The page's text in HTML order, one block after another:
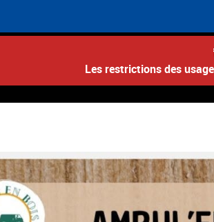
Les restrictions des